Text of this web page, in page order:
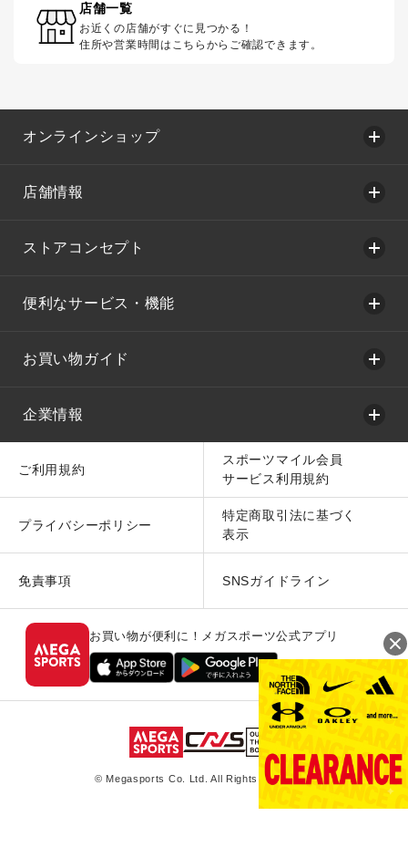
店舗一覧
お近くの店舗がすぐに見つかる！
住所や営業時間はこちらからご確認できます。
オンラインショップ
店舗情報
ストアコンセプト
便利なサービス・機能
お買い物ガイド
企業情報
ご利用規約
スポーツマイル会員
サービス利用規約
プライバシーポリシー
特定商取引法に基づく
表示
免責事項 SNSガイドライン
お買い物が便利に！メガスポーツ公式アプリ
© Megasports Co. Ltd. All Rights Reserved.